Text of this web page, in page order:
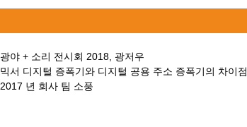
광야 + 소리 전시회 2018, 광저우
믹서 디지털 증폭기와 디지털 공용 주소 증폭기의 차이점
2017 년 회사 팀 소풍